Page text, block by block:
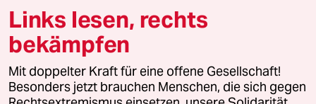
© 2026 taz Verlags und Vertriebs GmbH
Alle Rechte vorbehalten. Bei rechtlichen Fragen oder für Genehmigungen
wenden Sie sich bitte an
lizenzen@taz.de
Links lesen, rechts
bekämpfen
Mit doppelter Kraft für eine offene Gesellschaft!
Besonders jetzt brauchen Menschen, die sich gegen